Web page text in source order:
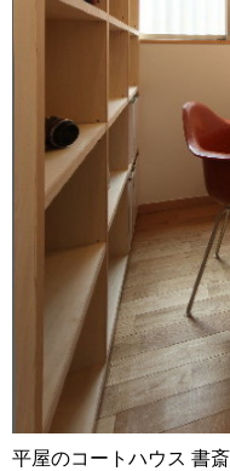
平屋のコートハウス 書斎